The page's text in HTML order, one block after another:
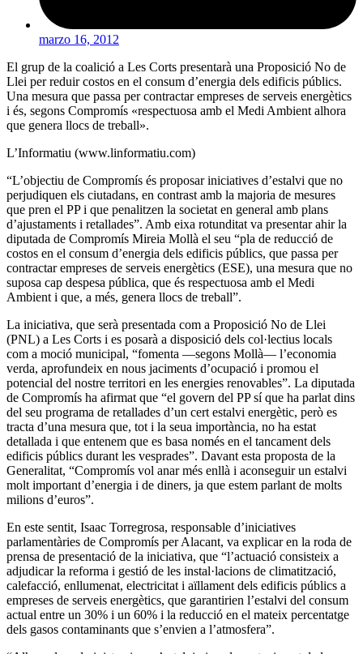
marzo 16, 2012
El grup de la coalició a Les Corts presentarà una Proposició No de
Llei per reduir costos en el consum d’energia dels edificis públics.
Una mesura que passa per contractar empreses de serveis energètics
i és, segons Compromís «respectuosa amb el Medi Ambient alhora
que genera llocs de treball».
L’Informatiu (www.linformatiu.com)
“L’objectiu de Compromís és proposar iniciatives d’estalvi que no
perjudiquen els ciutadans, en contrast amb la majoria de mesures
que pren el PP i que penalitzen la societat en general amb plans
d’ajustaments i retallades”. Amb eixa rotunditat va presentar ahir la
diputada de Compromís Mireia Mollà el seu “pla de reducció de
costos en el consum d’energia dels edificis públics, que passa per
contractar empreses de serveis energètics (ESE), una mesura que no
suposa cap despesa pública, que és respectuosa amb el Medi
Ambient i que, a més, genera llocs de treball”.
La iniciativa, que serà presentada com a Proposició No de Llei
(PNL) a Les Corts i es posarà a disposició dels col·lectius locals
com a moció municipal, “fomenta —segons Mollà— l’economia
verda, aprofundeix en nous jaciments d’ocupació i promou el
potencial del nostre territori en les energies renovables”. La diputada
de Compromís ha afirmat que “el govern del PP sí que ha parlat dins
del seu programa de retallades d’un cert estalvi energètic, però es
tracta d’una mesura que, tot i la seua importància, no ha estat
detallada i que entenem que es basa només en el tancament dels
edificis públics durant les vesprades”. Davant esta proposta de la
Generalitat, “Compromís vol anar més enllà i aconseguir un estalvi
molt important d’energia i de diners, ja que estem parlant de molts
milions d’euros”.
En este sentit, Isaac Torregrosa, responsable d’iniciatives
parlamentàries de Compromís per Alacant, va explicar en la roda de
prensa de presentació de la iniciativa, que “l’actuació consisteix a
adjudicar la reforma i gestió de les instal·lacions de climatització,
calefacció, enllumenat, electricitat i aïllament dels edificis públics a
empreses de serveis energètics, que garantirien l’estalvi del consum
actual entre un 30% i un 60% i la reducció en el mateix percentatge
dels gasos contaminants que s’envien a l’atmosfera”.